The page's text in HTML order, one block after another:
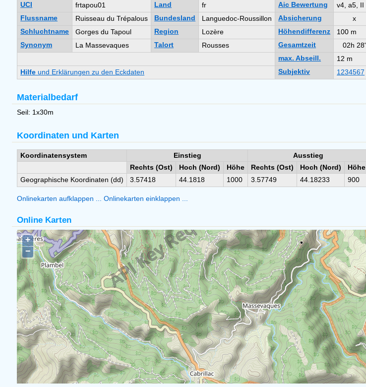
UCI
frtapou01 Land fr Aic Bewertung
v4, a5, II
Flussname
Ruisseau du Trépalous Bundesland Languedoc-Roussillon Absicherung
x
Schluchtname
Gorges du Tapoul Region Lozère Höhendifferenz
100 m
Synonym
La Massevaques Talort Rousses Gesamtzeit
02h 28'
max. Abseill.
12 m
Hilfe und Erklärungen zu den Eckdaten Subjektiv 1 234567
Materialbedarf
Seil: 1x30m
Koordinaten und Karten
Koordinatensystem Einstieg
Ausstieg
Rechts (Ost)
Hoch (Nord) Höhe Rechts (Ost) Hoch (Nord)
Höhe
Geographische Koordinaten (dd)
3.57418 44.1818 1000 3.57749 44.18233 900
Onlinekarten aufklappen ... Onlinekarten einklappen ...
Online Karten